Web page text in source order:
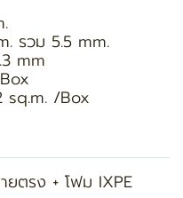
รวม 5.5 mm.
mm
sq.m. /Box
ยตรง + โฟม IXPE